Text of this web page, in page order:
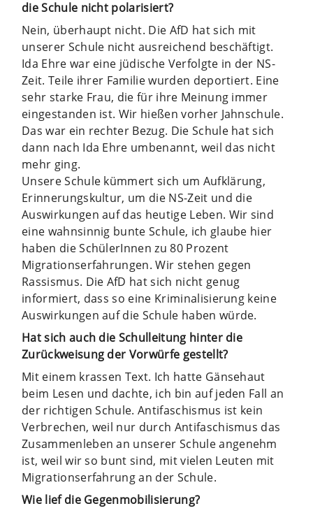
die Schule nicht polarisiert?
Nein, überhaupt nicht. Die AfD hat sich mit
unserer Schule nicht ausreichend beschäftigt.
Ida Ehre war eine jüdische Verfolgte in der NS-
Zeit. Teile ihrer Familie wurden deportiert. Eine
sehr starke Frau, die für ihre Meinung immer
eingestanden ist. Wir hießen vorher Jahnschule.
Das war ein rechter Bezug. Die Schule hat sich
dann nach Ida Ehre umbenannt, weil das nicht
mehr ging.
Unsere Schule kümmert sich um Aufklärung,
Erinnerungskultur, um die NS-Zeit und die
Auswirkungen auf das heutige Leben. Wir sind
eine wahnsinnig bunte Schule, ich glaube hier
haben die SchülerInnen zu 80 Prozent
Migrationserfahrungen. Wir stehen gegen
Rassismus. Die AfD hat sich nicht genug
informiert, dass so eine Kriminalisierung keine
Auswirkungen auf die Schule haben würde.
Hat sich auch die Schulleitung hinter die
Zurückweisung der Vorwürfe gestellt?
Mit einem krassen Text. Ich hatte Gänsehaut
beim Lesen und dachte, ich bin auf jeden Fall an
der richtigen Schule. Antifaschismus ist kein
Verbrechen, weil nur durch Antifaschismus das
Zusammenleben an unserer Schule angenehm
ist, weil wir so bunt sind, mit vielen Leuten mit
Migrationserfahrung an der Schule.
Wie lief die Gegenmobilisierung?